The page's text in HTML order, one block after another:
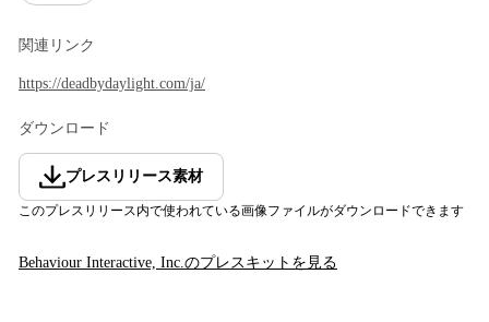
関連リンク
https://deadbydaylight.com/ja/
ダウンロード
プレスリリース素材
このプレスリリース内で使われている画像ファイルがダウンロードできます
Behaviour Interactive, Inc. のプレスキットを見る